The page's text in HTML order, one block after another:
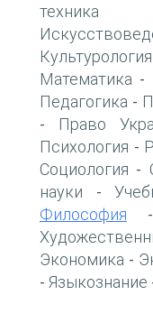
техника
Культурология
Математика -
Педагогика -
- Право
Психология -
Социология -
науки -
Философия
Экономика -
- Языкознание